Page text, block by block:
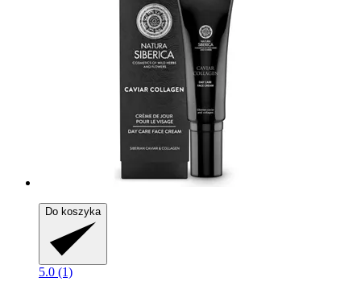
Do koszyka
5.0 (1)